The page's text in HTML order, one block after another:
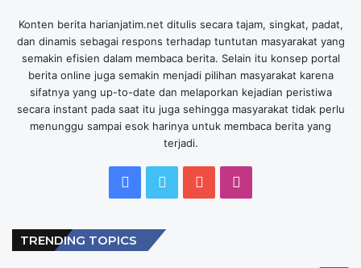
Konten berita harianjatim.net ditulis secara tajam, singkat, padat,
dan dinamis sebagai respons terhadap tuntutan masyarakat yang
semakin efisien dalam membaca berita. Selain itu konsep portal
berita online juga semakin menjadi pilihan masyarakat karena
sifatnya yang up-to-date dan melaporkan kejadian peristiwa
secara instant pada saat itu juga sehingga masyarakat tidak perlu
menunggu sampai esok harinya untuk membaca berita yang
terjadi.
Facebook
Twitter YouTube
TRENDING TOPICS